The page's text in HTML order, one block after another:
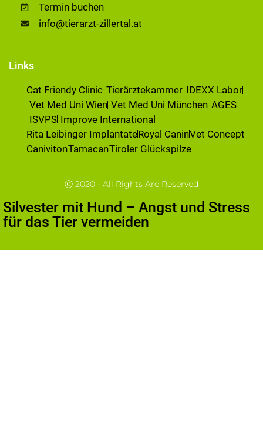
Termin buchen
info@tierarzt-zillertal.at
Links
Cat Friendy Clinic Tierärztekammer IDEXX Labor
Vet Med Uni Wien Vet Med Uni München AGES
ISVPS Improve International
Rita Leibinger ImplantateRoyal CaninVet Concept
CanivitonTamacanTiroler Glückspilze
Ⓒ 2020 - All Rights Are Reserved
Silvester mit Hund – Angst und Stress
für das Tier vermeiden